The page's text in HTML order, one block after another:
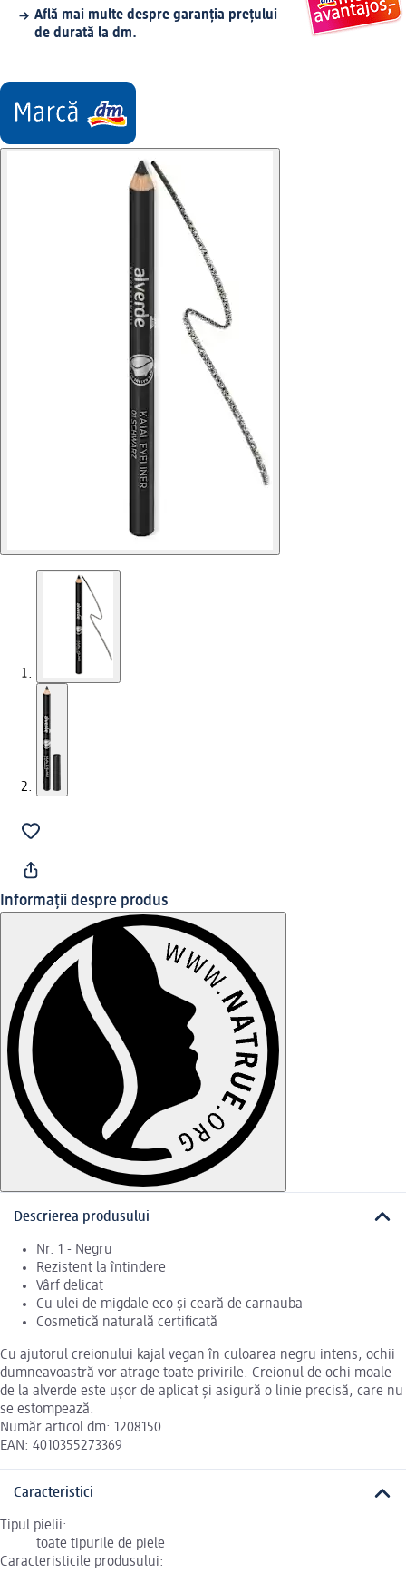
Află mai multe despre garanția prețului
de durată la dm.
Informații despre produs
Descrierea produsului
Nr. 1 - Negru
Rezistent la întindere
Vârf delicat
Cu ulei de migdale eco și ceară de carnauba
Cosmetică naturală certificată
Cu ajutorul creionului kajal vegan în culoarea negru intens, ochii
dumneavoastră vor atrage toate privirile. Creionul de ochi moale
de la alverde este ușor de aplicat și asigură o linie precisă, care nu
se estompează.
Număr articol dm: 1208150
EAN: 4010355273369
Caracteristici
Tipul pielii:
toate tipurile de piele
Caracteristicile produsului: